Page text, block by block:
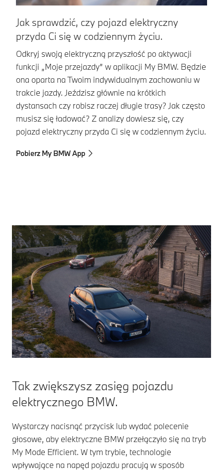
Jak sprawdzić, czy pojazd elektryczny
przyda Ci się w codziennym życiu.
Odkryj swoją elektryczną przyszłość po aktywacji
funkcji „Moje przejazdy” w aplikacji My BMW. Będzie
ona oparta na Twoim indywidualnym zachowaniu w
trakcie jazdy. Jeździsz głównie na krótkich
dystansach czy robisz raczej długie trasy? Jak często
musisz się ładować? Z analizy dowiesz się, czy
pojazd elektryczny przyda Ci się w codziennym życiu.
Pobierz My BMW App
Tak zwiększysz zasięg pojazdu
elektrycznego BMW.
Wystarczy nacisnąć przycisk lub wydać polecenie
głosowe, aby elektryczne BMW przełączyło się na tryb
My Mode Efficient. W tym trybie, technologie
wpływające na napęd pojazdu pracują w sposób